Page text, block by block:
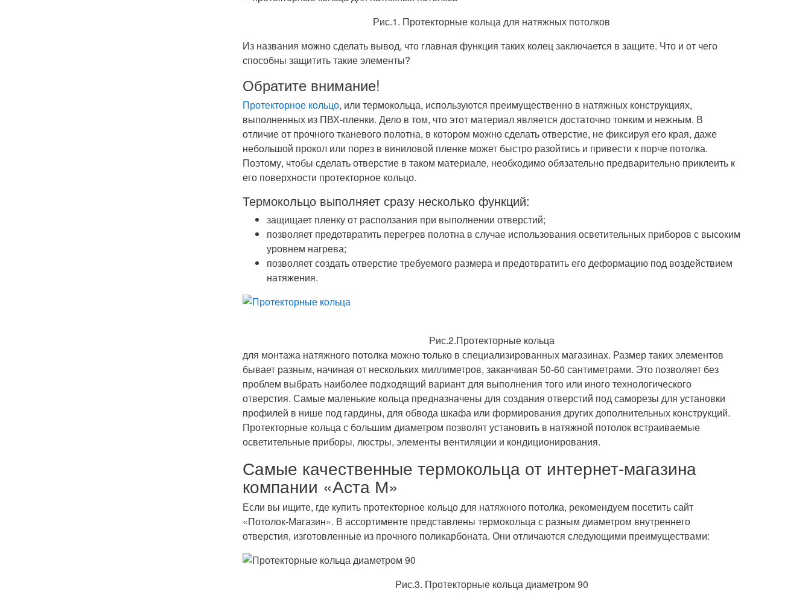
Рис.1. Протекторные кольца для натяжных потолков
Из названия можно сделать вывод, что главная функция таких колец заключается в защите. Что и от чего
способны защитить такие элементы?
Обратите внимание!
Протекторное кольцо, или термокольца, используются преимущественно в натяжных конструкциях,
выполненных из ПВХ-пленки. Дело в том, что этот материал является достаточно тонким и нежным. В
отличие от прочного тканевого полотна, в котором можно сделать отверстие, не фиксируя его края, даже
небольшой прокол или порез в виниловой пленке может быстро разойтись и привести к порче потолка.
Поэтому, чтобы сделать отверстие в таком материале, необходимо обязательно предварительно приклеить к
его поверхности протекторное кольцо.
Термокольцо выполняет сразу несколько функций:
защищает пленку от расползания при выполнении отверстий;
позволяет предотвратить перегрев полотна в случае использования осветительных приборов с высоким
уровнем нагрева;
позволяет создать отверстие требуемого размера и предотвратить его деформацию под воздействием
натяжения.
Рис.2.Протекторные кольца
для монтажа натяжного потолка можно только в специализированных магазинах. Размер таких элементов
бывает разным, начиная от нескольких миллиметров, заканчивая 50-60 сантиметрами. Это позволяет без
проблем выбрать наиболее подходящий вариант для выполнения того или иного технологического
отверстия. Самые маленькие кольца предназначены для создания отверстий под саморезы для установки
профилей в нише под гардины, для обвода шкафа или формирования других дополнительных конструкций.
Протекторные кольца с большим диаметром позволят установить в натяжной потолок встраиваемые
осветительные приборы, люстры, элементы вентиляции и кондиционирования.
Самые качественные термокольца от интернет-магазина
компании «Аста М»
Если вы ищите, где купить протекторное кольцо для натяжного потолка, рекомендуем посетить сайт
«Потолок-Магазин». В ассортименте представлены термокольца с разным диаметром внутреннего
отверстия, изготовленные из прочного поликарбоната. Они отличаются следующими преимуществами:
Рис.3. Протекторные кольца диаметром 90